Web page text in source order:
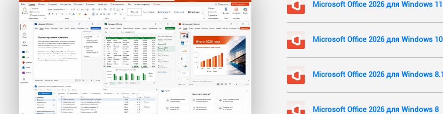
Microsoft Office 2026 для Windows 11
Microsoft Office 2026 для Windows 10
Microsoft Office 2026 для Windows 8.1
Microsoft Office 2026 для Windows 8